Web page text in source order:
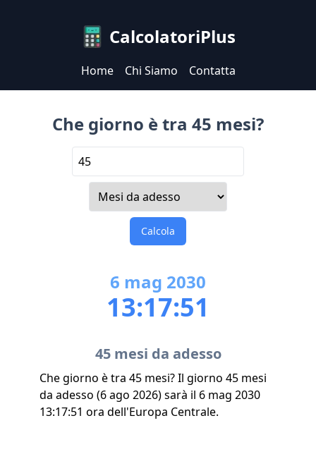
CalcolatoriPlus
Home Chi Siamo Contatta
Che giorno è tra 45 mesi?
Calcola
6 mag 2030
13:17:51
45 mesi da adesso
Che giorno è tra 45 mesi? Il giorno 45 mesi
da adesso (6 ago 2026) sarà il 6 mag 2030
13:17:51 ora dell'Europa Centrale.